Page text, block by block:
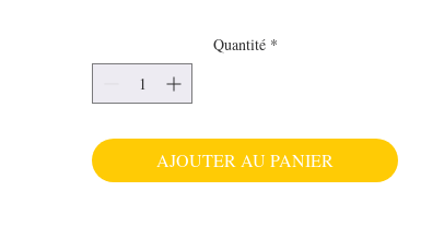
Elles conviennent toutes à la peau et aux cheveux
Elles sont adaptées aux adultes comme aux enfants et nouveaux nés
Quantité *
AJOUTER AU PANIER